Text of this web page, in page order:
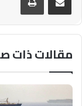
مقالات ذات